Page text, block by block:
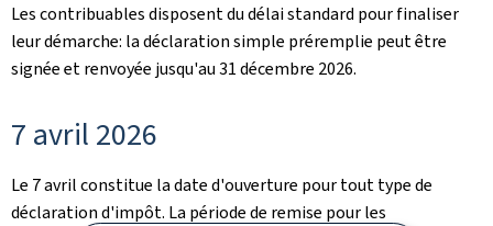
Les contribuables disposent du délai standard pour finaliser
leur démarche: la déclaration simple préremplie peut être
signée et renvoyée jusqu'au 31 décembre 2026.
7 avril 2026
Le 7 avril constitue la date d'ouverture pour tout type de
déclaration d'impôt. La période de remise pour les